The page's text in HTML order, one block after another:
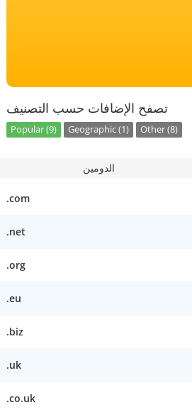
تصفح الإضافات حسب التصنيف
Popular (9) Geographic (1) Other (8)
الدومين
.com
.net
.org
.eu
.biz
.uk
.co.uk